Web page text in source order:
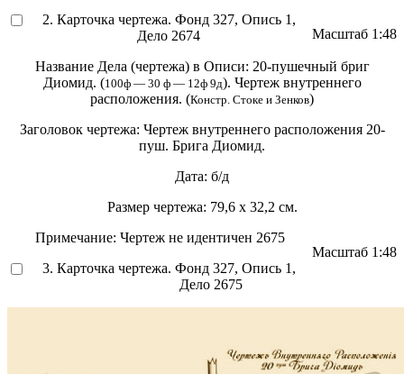
Масштаб 1:48
2. Карточка чертежа. Фонд 327, Опись 1,
Дело 2674
Название Дела (чертежа) в Описи: 20-пушечный бриг
Диомид. (100ф — 30 ф — 12ф 9д). Чертеж внутреннего
расположения. (Констр. Стоке и Зенков)
Заголовок чертежа: Чертеж внутреннего расположения 20-
пуш. Брига Диомид.
Дата: б/д
Размер чертежа: 79,6 х 32,2 см.
Масштаб 1:48
Примечание: Чертеж не идентичен 2675
3. Карточка чертежа. Фонд 327, Опись 1,
Дело 2675